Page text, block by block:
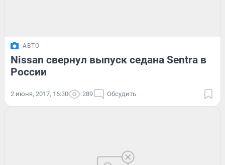
АВТО
Nissan свернул выпуск седана Sentra в
России
2 июня, 2017, 16:30 289 Обсудить